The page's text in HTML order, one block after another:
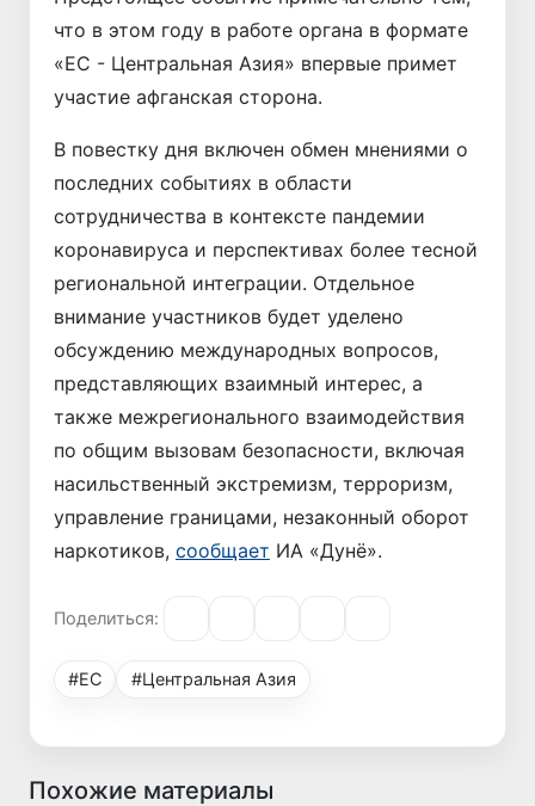
что в этом году в работе органа в формате
«ЕС - Центральная Азия» впервые примет
участие афганская сторона.
В повестку дня включен обмен мнениями о
последних событиях в области
сотрудничества в контексте пандемии
коронавируса и перспективах более тесной
региональной интеграции. Отдельное
внимание участников будет уделено
обсуждению международных вопросов,
представляющих взаимный интерес, а
также межрегионального взаимодействия
по общим вызовам безопасности, включая
насильственный экстремизм, терроризм,
управление границами, незаконный оборот
наркотиков, сообщает ИА «Дунё».
Поделиться:
#ЕС #Центральная Азия
Похожие материалы